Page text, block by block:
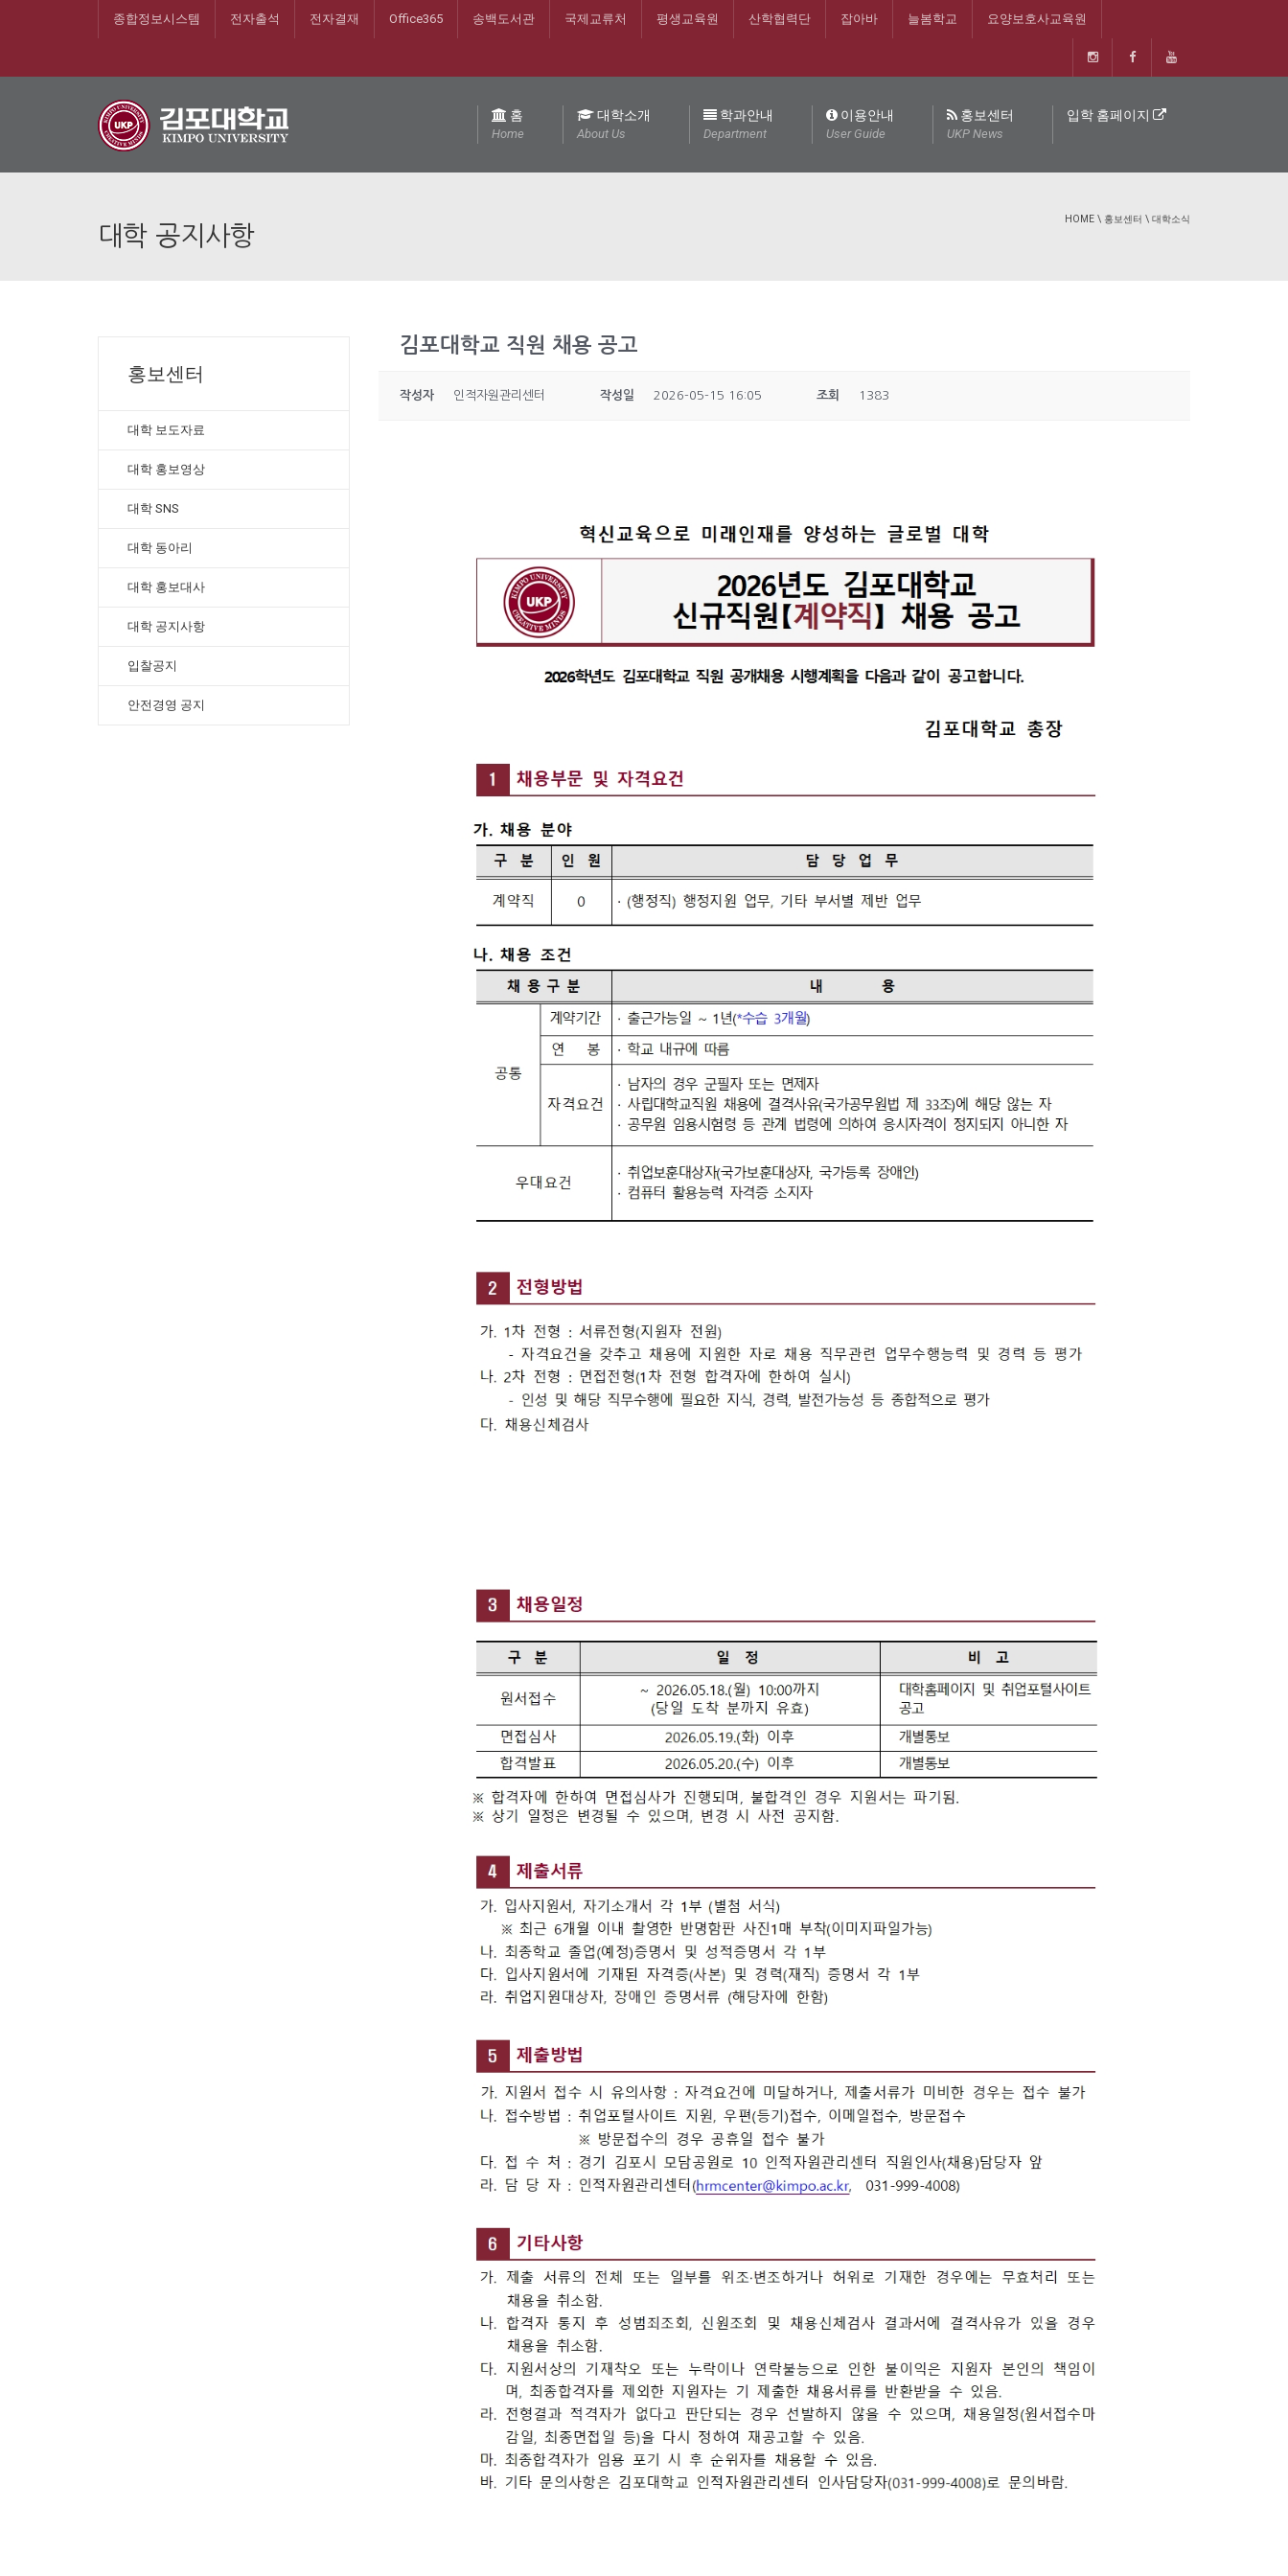
종합정보시스템 전자출석 전자결재 Office365 송백도서관 국제교류처 평생교육원 산학협력단 잡아바 늘봄학교 요양보호사교육원
홈
Home
대학소개
About Us
학과안내
Department
이용안내
User Guide
홍보센터
UKP News
입학 홈페이지
대학 공지사항
HOME \ 홍보센터 \ 대학소식
김포대학교 직원 채용 공고
작성자 인적자원관리센터 작성일 2026-05-15 16:05 조회 1383
홍보센터
대학 보도자료
대학 홍보영상
대학 SNS
대학 동아리
대학 홍보대사
대학 공지사항
입찰공지
안전경영 공지